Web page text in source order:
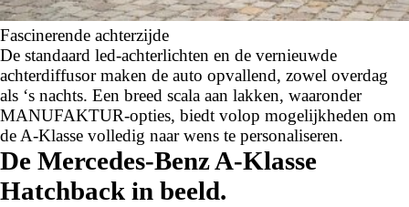
Fascinerende achterzijde
De standaard led-achterlichten en de vernieuwde
achterdiffusor maken de auto opvallend, zowel overdag
als ‘s nachts. Een breed scala aan lakken, waaronder
MANUFAKTUR-opties, biedt volop mogelijkheden om
de A-Klasse volledig naar wens te personaliseren.
De Mercedes-Benz A-Klasse
Hatchback in beeld.